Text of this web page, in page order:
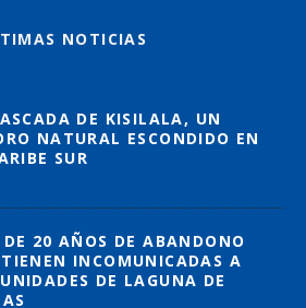
NOTICIAS
DE KISILALA, UN
NATURAL ESCONDIDO EN
SUR
20 AÑOS DE ABANDONO
INCOMUNICADAS A
DE LAGUNA DE